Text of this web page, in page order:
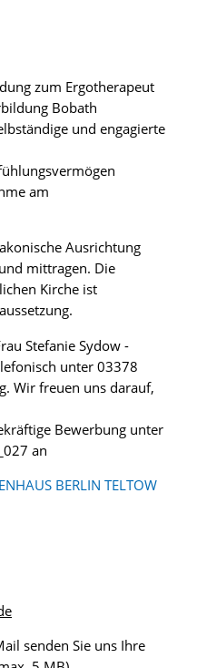
zum Ergotherapeut
Bobath
und engagierte
am
Ausrichtung
mittragen. Die
Kirche ist
Stefanie Sydow -
unter 03378
Wir freuen uns darauf,
Bewerbung unter
an
BERLIN TELTOW
senden Sie uns Ihre